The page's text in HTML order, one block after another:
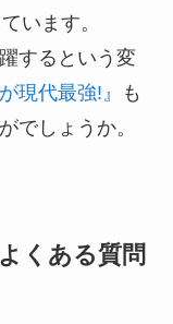
います。
するという変
現代最強!』
も
でしょうか。
くある質問